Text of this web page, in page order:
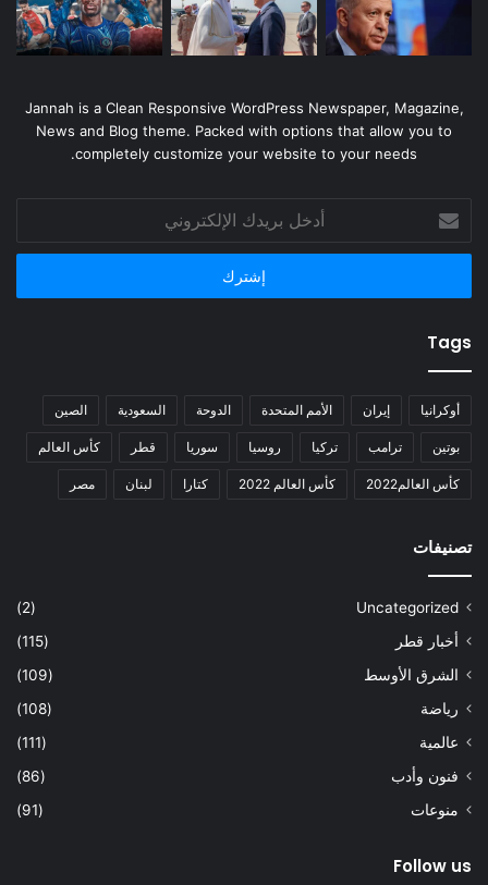
Jannah is a Clean Responsive WordPress Newspaper, Magazine,
News and Blog theme. Packed with options that allow you to
completely customize your website to your needs.
أدخل
بريدك
الإلكتروني
Tags
أوكرانيا إيران الأمم المتحدة الدوحة السعودية الصين
بوتين ترامب تركيا روسيا سوريا قطر كأس العالم
كأس العالم2022 كأس العالم 2022 كتارا لبنان مصر
تصنيفات
Uncategorized
(2)
أخبار قطر
(115)
الشرق الأوسط
(109)
رياضة
(108)
عالمية
(111)
فنون وأدب
(86)
منوعات
(91)
Follow us